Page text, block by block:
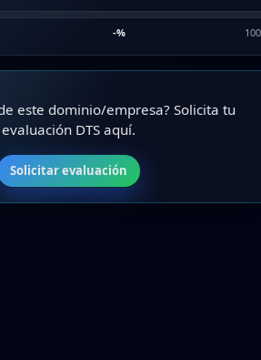
-%
este dominio/empresa? Solicita tu
evaluación DTS aquí.
Solicitar evaluación